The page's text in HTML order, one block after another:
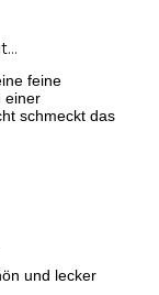
feine
einer
schmeckt das
und lecker